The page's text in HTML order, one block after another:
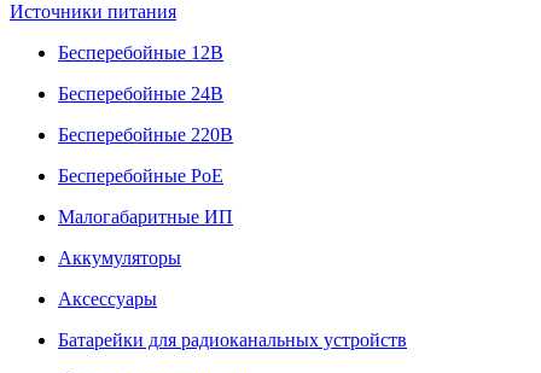
Источники питания
Бесперебойные 12В
Бесперебойные 24В
Бесперебойные 220В
Бесперебойные PoE
Малогабаритные ИП
Аккумуляторы
Аксессуары
Батарейки для радиоканальных устройств